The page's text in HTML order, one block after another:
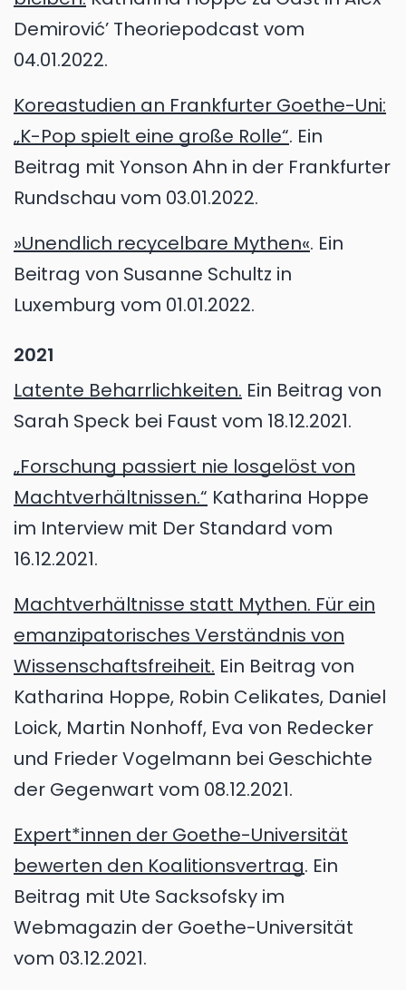
Demirović’ Theoriepodcast vom
04.01.2022.
Koreastudien an Frankfurter Goethe-Uni:
„K-Pop spielt eine große Rolle“. Ein
Beitrag mit Yonson Ahn in der Frankfurter
Rundschau vom 03.01.2022.
»Unendlich recycelbare Mythen«. Ein
Beitrag von Susanne Schultz in
Luxemburg vom 01.01.2022.
2021
Latente Beharrlichkeiten. Ein Beitrag von
Sarah Speck bei Faust vom 18.12.2021.
„Forschung passiert nie losgelöst von
Machtverhältnissen.“ Katharina Hoppe
im Interview mit Der Standard vom
16.12.2021.
Machtverhältnisse statt Mythen. Für ein
emanzipatorisches Verständnis von
Wissenschaftsfreiheit. Ein Beitrag von
Katharina Hoppe, Robin Celikates, Daniel
Loick, Martin Nonhoff, Eva von Redecker
und Frieder Vogelmann bei Geschichte
der Gegenwart vom 08.12.2021.
Expert*innen der Goethe-Universität
bewerten den Koalitionsvertrag. Ein
Beitrag mit Ute Sacksofsky im
Webmagazin der Goethe-Universität
vom 03.12.2021.